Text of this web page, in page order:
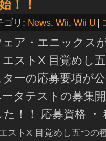
！！
ゴリ: News, Wii, Wii U
ェア・エニックス
エストX 目覚めし
ターの応募要項が
タテストの募集
！！ 応募資格
ストX 目覚めし五つの